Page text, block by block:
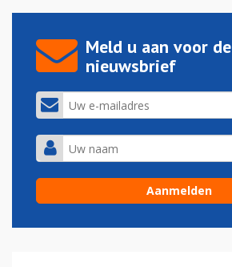
Meld u aan voor de
nieuwsbrief